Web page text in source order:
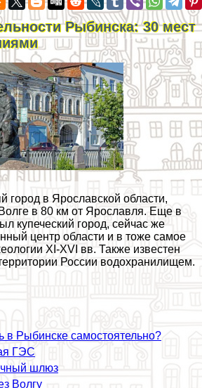
Рыбинска: 30 мест
город в Ярославской области,
в 80 км от Ярославля. Еще в
купеческий город, сейчас же
центр области и в тоже самое
XI-XVI вв. Также известен
России водохранилищем.
в Рыбинске самостоятельно?
ГЭС
шлюз
Волгу